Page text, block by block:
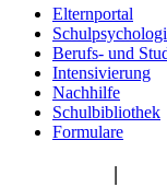
Elternportal
Berufs- und
Intensivierung
Nachhilfe
Schulbibliothek
Formulare
|